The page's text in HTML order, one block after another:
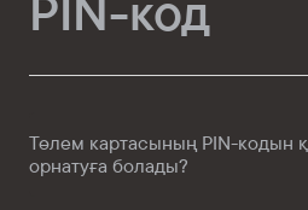
Төлем картасының PIN-кодын
орнатуға болады?